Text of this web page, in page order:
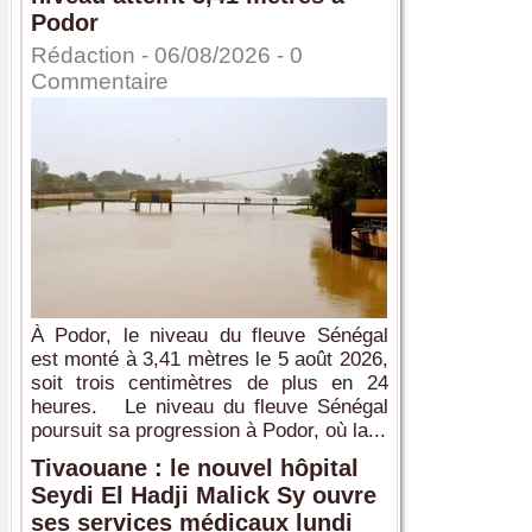
Podor
Rédaction - 06/08/2026 - 0
Commentaire
À Podor, le niveau du fleuve Sénégal
est monté à 3,41 mètres le 5 août 2026,
soit trois centimètres de plus en 24
heures. Le niveau du fleuve Sénégal
poursuit sa progression à Podor, où la...
Tivaouane : le nouvel hôpital
Seydi El Hadji Malick Sy ouvre
ses services médicaux lundi